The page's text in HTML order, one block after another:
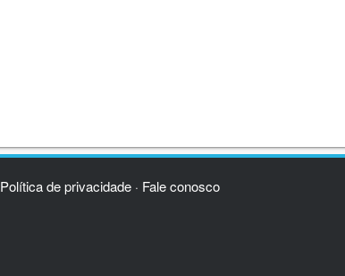
Política de privacidade· Fale conosco